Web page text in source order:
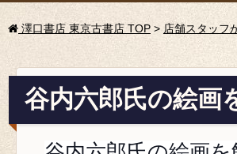
澤口書店 東京古書店 TOP > 店舗スタッフ
谷内六郎氏の絵画